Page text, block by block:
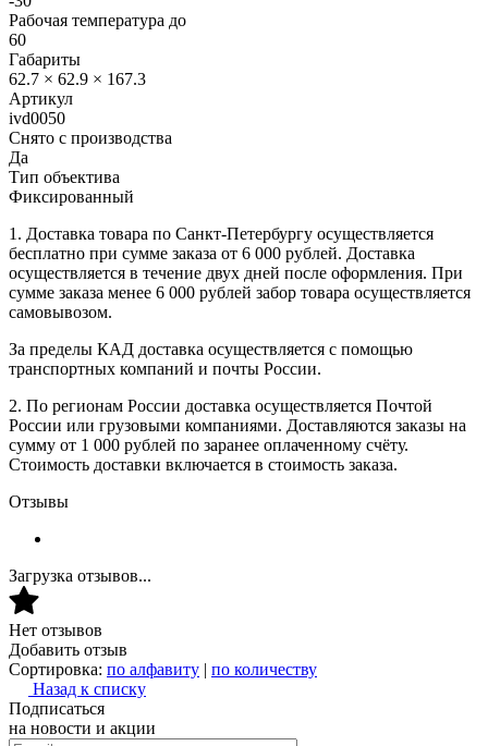
Рабочая температура до
60
Габариты
62.7 × 62.9 × 167.3
Артикул
ivd0050
Снято с производства
Да
Тип объектива
Фиксированный
1. Доставка товара по Санкт-Петербургу осуществляется
бесплатно при сумме заказа от 6 000 рублей. Доставка
осуществляется в течение двух дней после оформления. При
сумме заказа менее 6 000 рублей забор товара осуществляется
самовывозом.
За пределы КАД доставка осуществляется с помощью
транспортных компаний и почты России.
2. По регионам России доставка осуществляется Почтой
России или грузовыми компаниями. Доставляются заказы на
сумму от 1 000 рублей по заранее оплаченному счёту.
Стоимость доставки включается в стоимость заказа.
Отзывы
Загрузка отзывов...
Нет отзывов
Добавить отзыв
Сортировка: по алфавиту | по количеству
Назад к списку
Подписаться
на новости и акции